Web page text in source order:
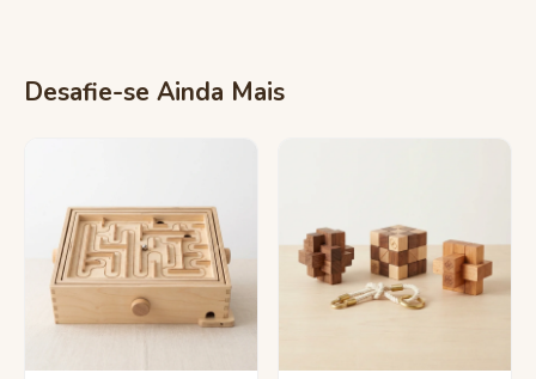
Desafie-se Ainda Mais